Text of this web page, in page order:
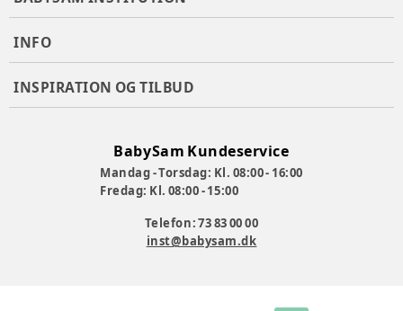
INFO
INSPIRATION OG TILBUD
BabySam Kundeservice
Mandag - Torsdag: Kl. 08:00 - 16:00
Fredag: Kl. 08:00 - 15:00
Telefon: 73 83 00 00
inst@babysam.dk